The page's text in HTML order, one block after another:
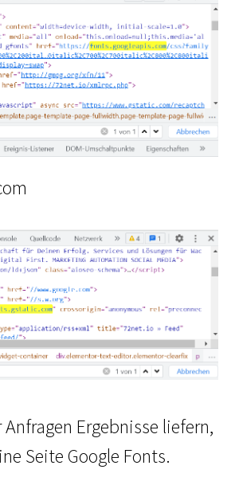
Ergebnisse liefern,
Seite Google Fonts.